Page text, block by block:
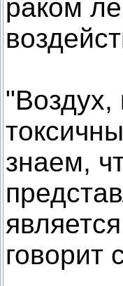
раком
знаем,
говорит